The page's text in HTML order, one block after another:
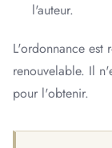
l'auteur.
L'ordonnance est
renouvelable. Il
pour l'obtenir.